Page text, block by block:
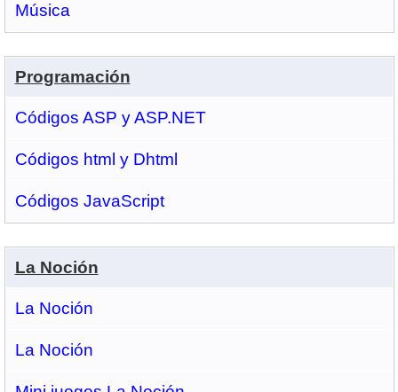
Música
Programación
Códigos ASP y ASP.NET
Códigos html y Dhtml
Códigos JavaScript
La Noción
La Noción
La Noción